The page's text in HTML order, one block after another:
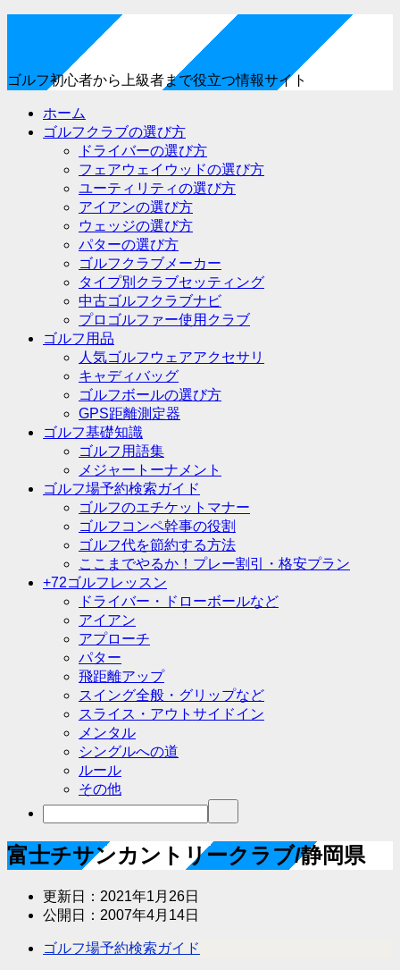
ゴルフ初心者から上級者まで役立つ情報サイト
ホーム
ゴルフクラブの選び方
ドライバーの選び方
フェアウェイウッドの選び方
ユーティリティの選び方
アイアンの選び方
ウェッジの選び方
パターの選び方
ゴルフクラブメーカー
タイプ別クラブセッティング
中古ゴルフクラブナビ
プロゴルファー使用クラブ
ゴルフ用品
人気ゴルフウェアアクセサリ
キャディバッグ
ゴルフボールの選び方
GPS距離測定器
ゴルフ基礎知識
ゴルフ用語集
メジャートーナメント
ゴルフ場予約検索ガイド
ゴルフのエチケットマナー
ゴルフコンペ幹事の役割
ゴルフ代を節約する方法
ここまでやるか！プレー割引・格安プラン
+72ゴルフレッスン
ドライバー・ドローボールなど
アイアン
アプローチ
パター
飛距離アップ
スイング全般・グリップなど
スライス・アウトサイドイン
メンタル
シングルへの道
ルール
その他
富士チサンカントリークラブ/静岡県
更新日： 2021年1月26日
公開日： 2007年4月14日
ゴルフ場予約検索ガイド